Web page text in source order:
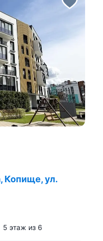
Копище, ул.
5 этаж из 6